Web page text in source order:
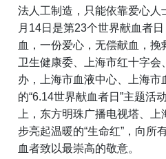
法人工制造，只能依靠爱心人
月14日是第23个世界献血者
血，一份爱心，无偿献血，挽
卫生健康委、上海市红十字会
办，上海市血液中心、上海市
的“6.14世界献血者日”主题活
上，东方明珠广播电视塔、
步亮起温暖的“生命红”，向所
血者致以最崇高的敬意。